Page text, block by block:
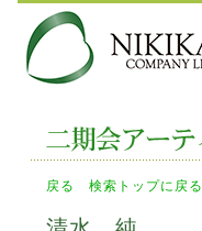
戻る 検索トップに戻る